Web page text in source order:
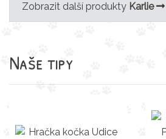
Zobrazit další produkty Karlie
Naše tipy